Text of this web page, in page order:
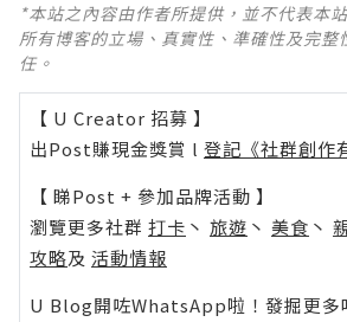
*本站之內容由作者所提供，並不代表本
所有博客的立場、真實性、準確性及完整
任。
【 U Creator 招募 】
出Post賺現金獎賞 l 登記《社群創作
【 睇Post + 參加品牌活動 】
瀏覽更多社群 打卡 丶 旅遊 丶 美食 丶
攻略及 活動情報
U Blog開咗WhatsApp啦！發掘更多